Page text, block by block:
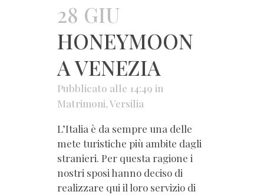
28 GIU
HONEYMOON
A VENEZIA
Pubblicato alle 14:49 in
Matrimoni,Versilia
L’Italia è da sempre una delle
mete turistiche più ambite dagli
stranieri. Per questa ragione i
nostri sposi hanno deciso di
realizzare qui il loro servizio di